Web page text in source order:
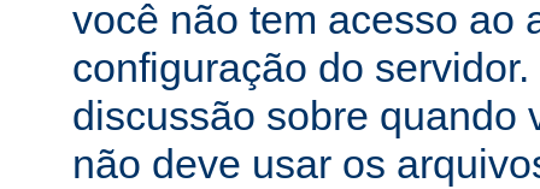
você não tem acesso ao
configuração do
discussão sobre quando
não deve usar os